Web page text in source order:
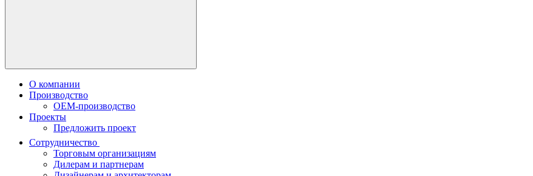
О компании
Производство
OEM-производство
Проекты
Предложить проект
Сотрудничество
Торговым организациям
Дилерам и партнерам